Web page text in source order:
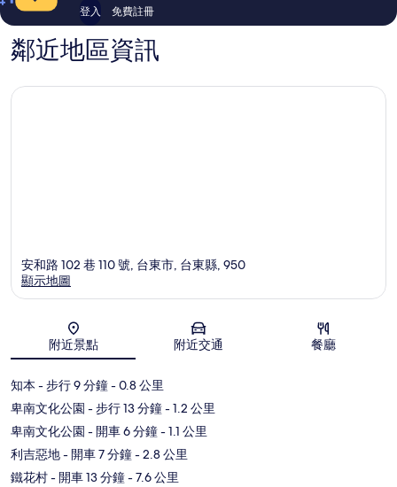
登入 免費註冊
鄰近地區資訊
地圖
安和路 102 巷 110 號, 台東市, 台東縣, 950
顯示地圖
附近景點 附近交通 餐廳
知本 - 步行 9 分鐘- 0.8 公里
卑南文化公園 - 步行 13 分鐘- 1.2 公里
卑南文化公園 - 開車 6 分鐘- 1.1 公里
利吉惡地- 開車 7 分鐘- 2.8 公里
鐵花村- 開車 13 分鐘- 7.6 公里